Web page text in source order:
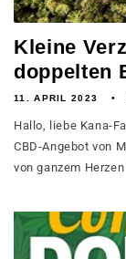
Kleine
doppelten
11. APRIL 2023
Hallo, liebe Kana-
CBD-Angebot von
von ganzem